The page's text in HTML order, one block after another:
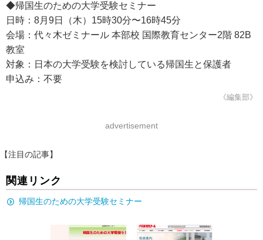
◆帰国生のための大学受験セミナー
日時：8月9日（木）15時30分〜16時45分
会場：代々木ゼミナール 本部校 国際教育センター2階 82B
教室
対象：日本の大学受験を検討している帰国生と保護者
申込み：不要
《編集部》
advertisement
【注目の記事】
関連リンク
帰国生のための大学受験セミナー